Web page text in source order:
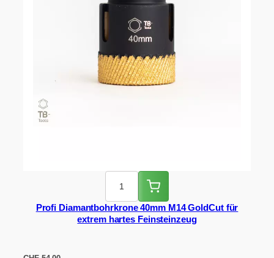
Profi Diamantbohrkrone 40mm M14 GoldCut für
extrem hartes Feinsteinzeug